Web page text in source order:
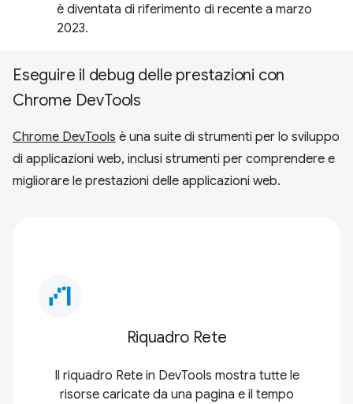
è diventata di riferimento di recente a marzo
2023.
Eseguire il debug delle prestazioni con
Chrome DevTools
Chrome DevTools è una suite di strumenti per lo sviluppo
di applicazioni web, inclusi strumenti per comprendere e
migliorare le prestazioni delle applicazioni web.
waterfall_chart
Riquadro Rete
Il riquadro Rete in DevTools mostra tutte le
risorse caricate da una pagina e il tempo